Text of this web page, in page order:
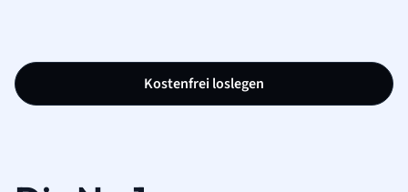
Kostenfrei loslegen